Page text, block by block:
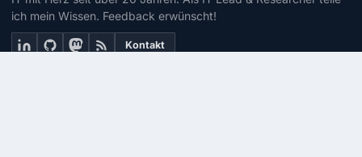
ich mein Wissen. Feedback erwünscht!
Kontakt